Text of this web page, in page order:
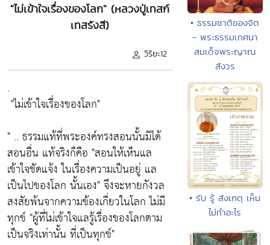
"ไม่เข้าใจเรื่องของโลก" (หลวงปู่เทสก์
เทสรังสี)
วิริยะ12
.
"ไม่เข้าใจเรื่องของโลก"
" .. ธรรมแท้ที่พระองค์ทรงสอนนั้นมิได้
สอนอื่น แท้จริงก็คือ "สอนให้เห็นแล
เข้าใจชัดแจ้ง ในเรื่องความเป็นอยู่ แล
เป็นไปของโลก นั้นเอง"จึงจะหายกังวล
สงสัยพ้นจากความข้องเกี่ยวในโลก ไม่มี
ทุกข์ "ผู้ที่ไม่เข้าใจแลรู้เรื่องของโลกตาม
เป็นจริงเท่านั้น ที่เป็นทุกข์"
• ธรรมชาติของจิต
- พระธรรมเทศนา
สมเด็จพระญาณ
สังวร
• รับ รู้ สังเกตุ เห็น
ไม่ทำอะไร